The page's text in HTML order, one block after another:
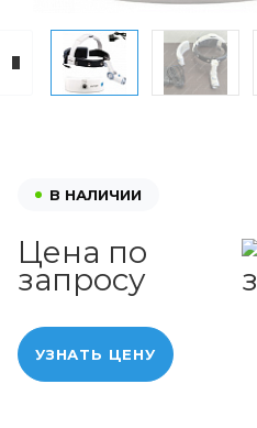
В НАЛИЧИИ
Цена по
запросу
УЗНАТЬ ЦЕНУ